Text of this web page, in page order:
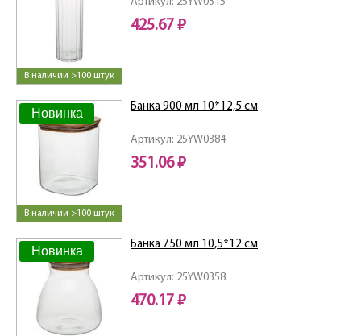
В наличии >100 штук
425.67 ₽
Новинка
В наличии >100 штук
Артикул: 25YW0384
Банка 900 мл 10*12,5 см
351.06 ₽
Новинка
Артикул: 25YW0358
Банка 750 мл 10,5*12 см
470.17 ₽